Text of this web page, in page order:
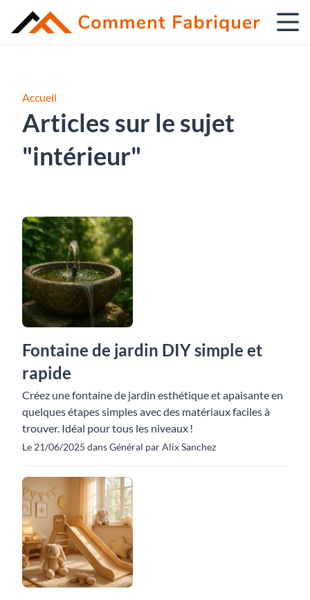
Accueil
Articles sur le sujet
"intérieur"
Fontaine de jardin DIY simple et
rapide
Créez une fontaine de jardin esthétique et apaisante en
quelques étapes simples avec des matériaux faciles à
trouver. Idéal pour tous les niveaux !
Le 21/06/2025 dans Général par Alix Sanchez